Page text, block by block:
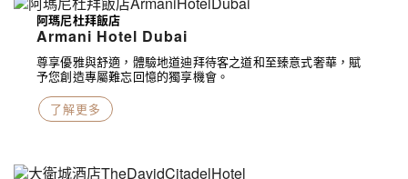
阿瑪尼杜拜飯店
Armani Hotel Dubai
尊享優雅與舒適，體驗地道迪拜待客之道和至臻意式奢華，賦
予您創造專屬難忘回憶的獨享機會。
了解更多